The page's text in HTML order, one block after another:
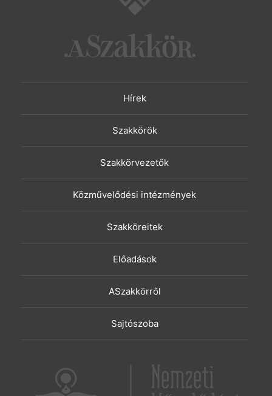
Hírek
Szakkörök
Szakkörvezetők
Közművelődési intézmények
Szakköreitek
Előadások
ASzakkörről
Sajtószoba